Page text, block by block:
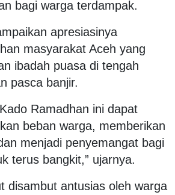
bagi warga terdampak.
apresiasinya
masyarakat Aceh yang
ibadah puasa di tengah
pasca banjir.
Ramadhan ini dapat
beban warga, memberikan
menjadi penyemangat bagi
terus bangkit,” ujarnya.
disambut antusias oleh warga